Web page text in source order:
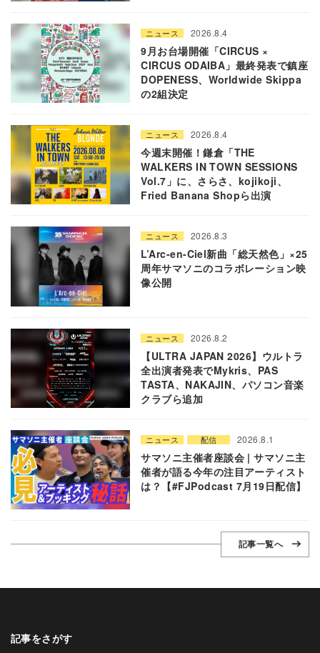
ニュース 2026.8.4
9月お台場開催「CIRCUS ×
CIRCUS ODAIBA」最終発表で鎮座
DOPENESS、Worldwide Skippa
の2組決定
ニュース 2026.8.4
今週末開催！鎌倉「THE
WALKERS IN TOWN SESSIONS
Vol.7」に、さらさ、kojikoji、
Fried Banana Shopら出演
ニュース 2026.8.3
L’Arc-en-Ciel新曲「総天然色」×25
周年サマソニのコラボレーション映
像公開
ニュース 2026.8.2
【ULTRA JAPAN 2026】ウルトラ
全出演者発表でMykris、PAS
TASTA、NAKAJIN、パソコン音楽
クラブら追加
ニュース 配信 2026.8.1
サマソニ主催者座談会 | サマソニ主
催者が語る今年の注目アーティスト
は？【#FJPodcast 7月19日配信】
記事一覧へ
記事をさがす